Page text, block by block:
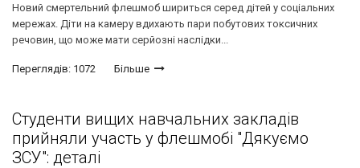
Новий смертельний флешмоб шириться серед дітей у соціальних
мережах. Діти на камеру вдихають пари побутових токсичних
речовин, що може мати серйозні наслідки...
Переглядів: 1072 Більше
Студенти вищих навчальних закладів
прийняли участь у флешмобі "Дякуємо
ЗСУ": деталі